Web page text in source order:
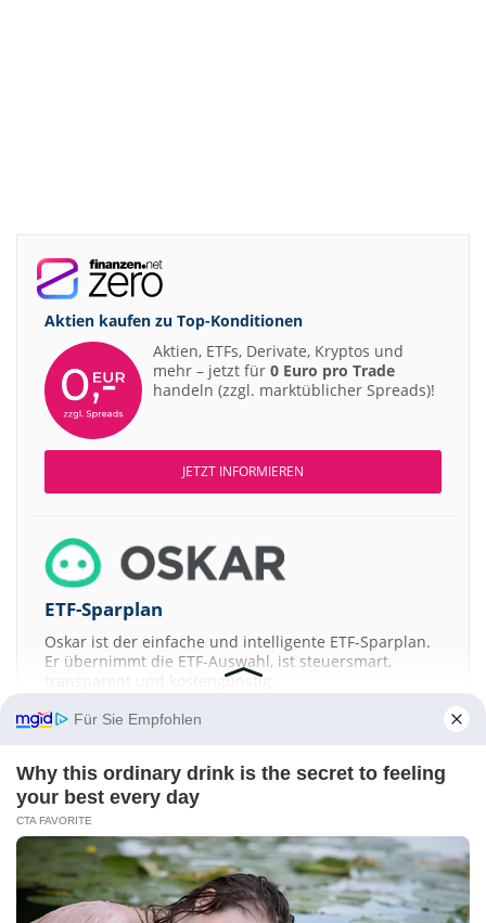
Aktien kaufen zu Top-Konditionen
Aktien, ETFs, Derivate, Kryptos und
mehr – jetzt für 0 Euro pro Trade
handeln (zzgl. marktüblicher Spreads)!
JETZT INFORMIEREN
ETF-Sparplan
Oskar ist der einfache und intelligente ETF-Sparplan.
Er übernimmt die ETF-Auswahl, ist steuersmart,
transparent und kostengünstig.
JETZT MEHR ERFAHREN
Aktien ATX DAX EuroStoxx 50 Dow Jones NASDAQ 100 Nikkei 225
S&P 500
Kontakt-Impressum-Werbung-Barrierefreiheit
Für Sie Empfohlen
Why this ordinary drink is the secret to feeling
your best every day
CTA FAVORITE